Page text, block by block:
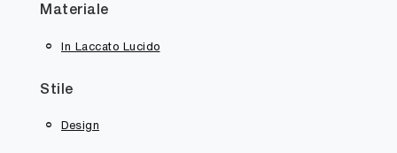
Materiale
In Laccato Lucido
Stile
Design